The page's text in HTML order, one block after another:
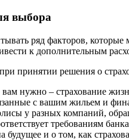
выбора
ряд факторов,
к дополнительным
принятии решения о
вам нужно – страхование
с вашим жильем и
у разных компаний,
требованиям
будущее и о том, как